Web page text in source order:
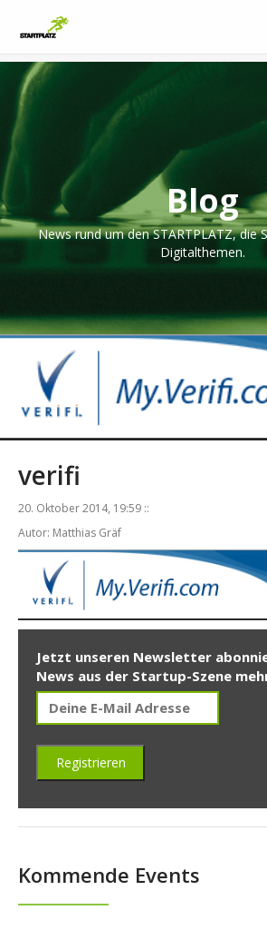
Blog
News rund um den STARTPLATZ, die
Digitalthemen.
verifi
20. Oktober 2014, 19:59 ::
Autor: Matthias Gräf
Jetzt unseren Newsletter
News aus der Startup-Szene
Kommende Events